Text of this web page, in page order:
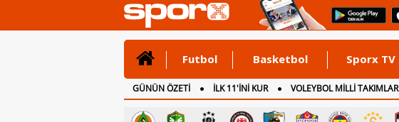
Futbol Basketbol Sporx TV
GÜNÜN ÖZETİ İLK 11'İNİ KUR VOLEYBOL MİLLİ TAKIMLAR
CANLI ANLATIM
İNGİLTERE